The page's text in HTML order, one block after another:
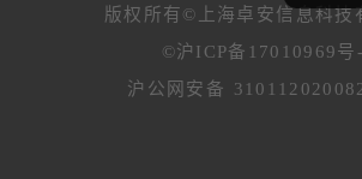
版权所有©上海卓安信息科技
©沪ICP备17010969号
沪公网安备